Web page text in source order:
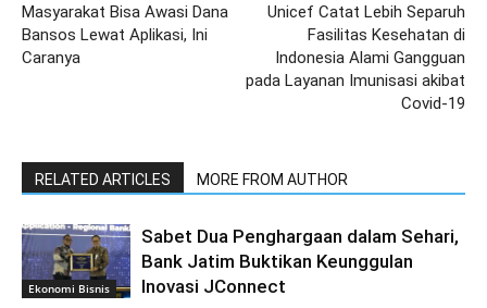
Masyarakat Bisa Awasi Dana
Bansos Lewat Aplikasi, Ini
Caranya
Unicef Catat Lebih Separuh
Fasilitas Kesehatan di
Indonesia Alami Gangguan
pada Layanan Imunisasi akibat
Covid-19
RELATED ARTICLES MORE FROM AUTHOR
Ekonomi Bisnis
Sabet Dua Penghargaan dalam Sehari,
Bank Jatim Buktikan Keunggulan
Inovasi JConnect